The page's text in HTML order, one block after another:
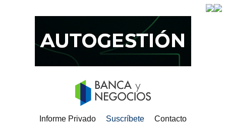
Informe Privado Suscríbete Contacto